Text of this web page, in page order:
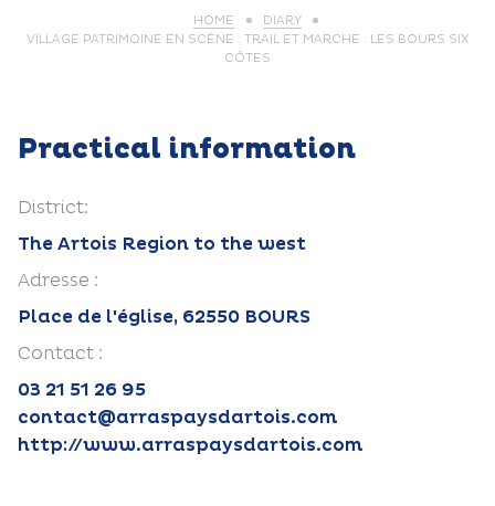
HOME
DIARY
VILLAGE PATRIMOINE EN SCÈNE : TRAIL ET MARCHE : LES BOURS SIX
CÔTES
Practical information
District:
The Artois Region to the west
Adresse :
Place de l'église, 62550 BOURS
Contact :
03 21 51 26 95
contact@arraspaysdartois.com
http://www.arraspaysdartois.com